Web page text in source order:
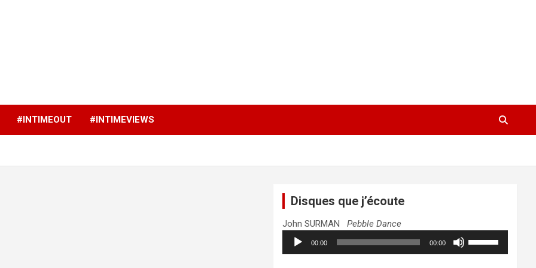
#INTIMEOUT #INTIMEVIEWS
Disques que j’écoute
John SURMANPebble Dance
Lecteur
audio
00:00 00:00